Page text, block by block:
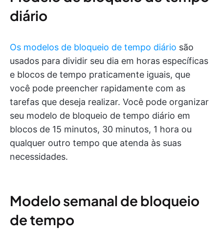
diário
Os modelos de bloqueio de tempo diário são
usados para dividir seu dia em horas específicas
e blocos de tempo praticamente iguais, que
você pode preencher rapidamente com as
tarefas que deseja realizar. Você pode organizar
seu modelo de bloqueio de tempo diário em
blocos de 15 minutos, 30 minutos, 1 hora ou
qualquer outro tempo que atenda às suas
necessidades.
Modelo semanal de bloqueio
de tempo